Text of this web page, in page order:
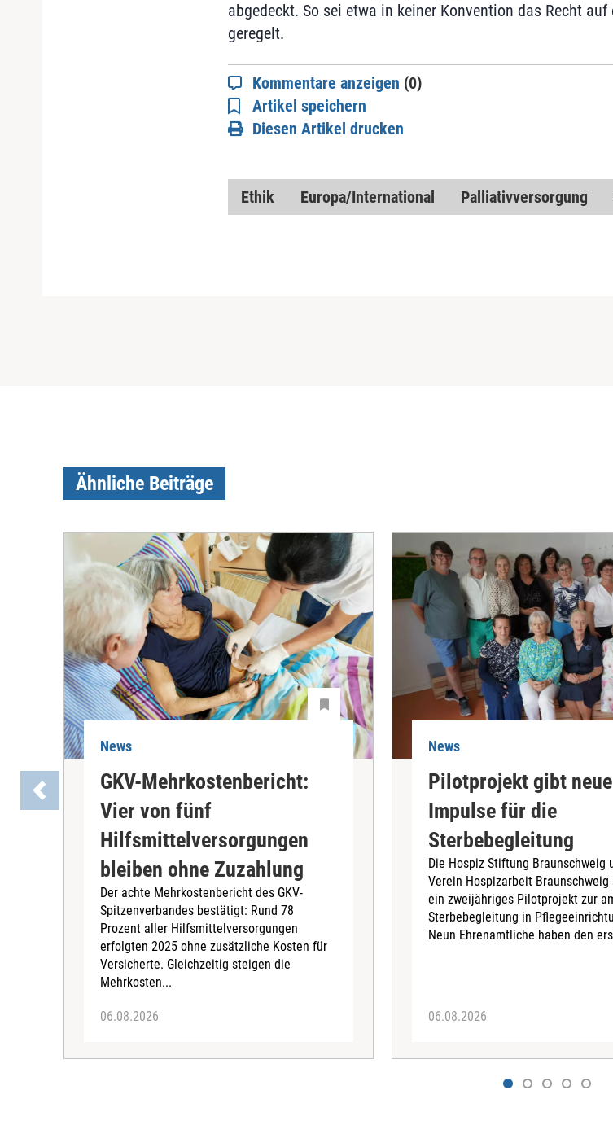
abgedeckt. So sei etwa in keiner Konvention das Recht
geregelt.
Kommentare anzeigen (0)
Artikel speichern
Diesen Artikel drucken
Ethik Europa/International Palliativversorgung
Ähnliche Beiträge
News
GKV-Mehrkostenbericht:
Vier von fünf
Hilfsmittelversorgungen
bleiben ohne Zuzahlung
Der achte Mehrkostenbericht des GKV-
Spitzenverbandes bestätigt: Rund 78
Prozent aller Hilfsmittelversorgungen
erfolgten 2025 ohne zusätzliche Kosten für
Versicherte. Gleichzeitig steigen die
Mehrkosten...
06.08.2026
News
Pilotprojekt gibt neue
Impulse für die
Sterbebegleitung
Die Hospiz Stiftung Braunschweig
Verein Hospizarbeit Braunschweig
ein zweijähriges Pilotprojekt zur
Sterbebegleitung in
Neun Ehrenamtliche haben den
06.08.2026